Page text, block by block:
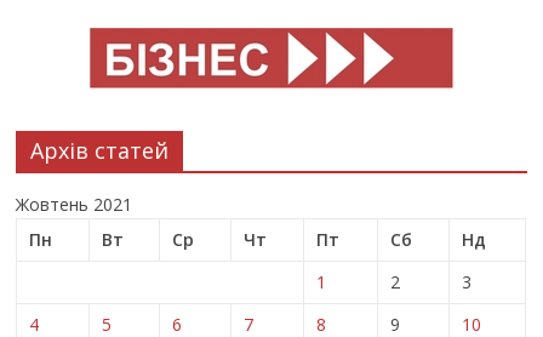
Архів статей
Жовтень 2021
Пн
Вт Ср Чт Пт Сб
Нд
1
2
3
4
5 6 7 8 9
10